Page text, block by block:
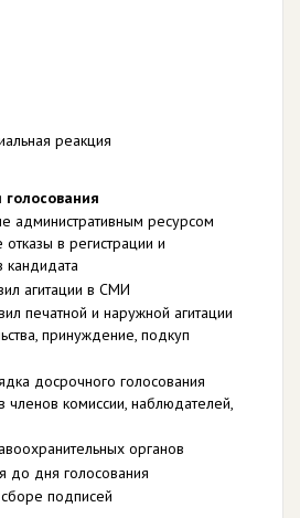
реакция
административным ресурсом
в регистрации и
агитации в СМИ
печатной и наружной агитации
принуждение, подкуп
досрочного голосования
комиссии, наблюдателей,
органов
до дня голосования
подписей